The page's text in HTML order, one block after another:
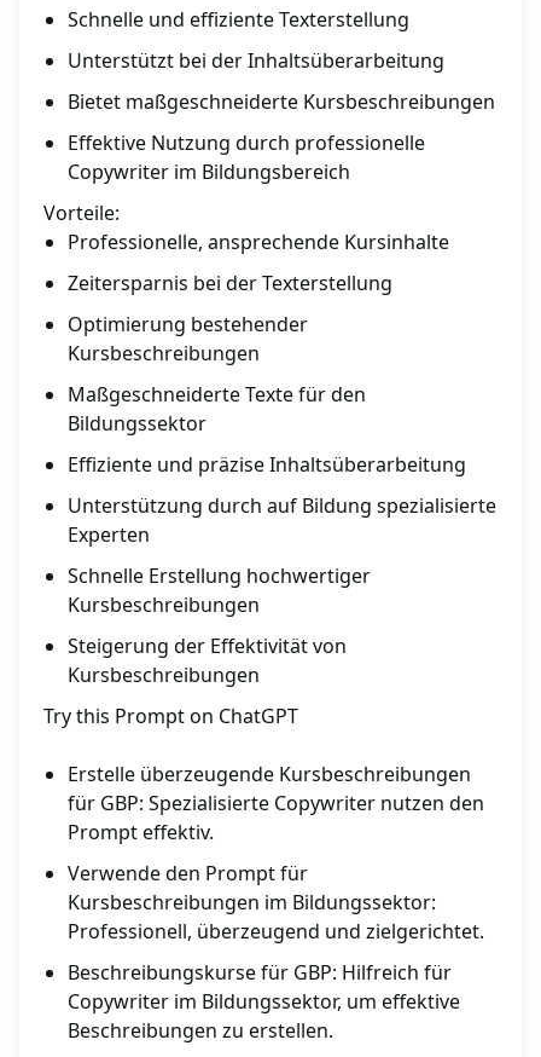
Schnelle und effiziente Texterstellung
Unterstützt bei der Inhaltsüberarbeitung
Bietet maßgeschneiderte Kursbeschreibungen
Effektive Nutzung durch professionelle
Copywriter im Bildungsbereich
Vorteile:
Professionelle, ansprechende Kursinhalte
Zeitersparnis bei der Texterstellung
Optimierung bestehender
Kursbeschreibungen
Maßgeschneiderte Texte für den
Bildungssektor
Effiziente und präzise Inhaltsüberarbeitung
Unterstützung durch auf Bildung spezialisierte
Experten
Schnelle Erstellung hochwertiger
Kursbeschreibungen
Steigerung der Effektivität von
Kursbeschreibungen
Try this Prompt on ChatGPT
Erstelle überzeugende Kursbeschreibungen
für GBP: Spezialisierte Copywriter nutzen den
Prompt effektiv.
Verwende den Prompt für
Kursbeschreibungen im Bildungssektor:
Professionell, überzeugend und zielgerichtet.
Beschreibungskurse für GBP: Hilfreich für
Copywriter im Bildungssektor, um effektive
Beschreibungen zu erstellen.